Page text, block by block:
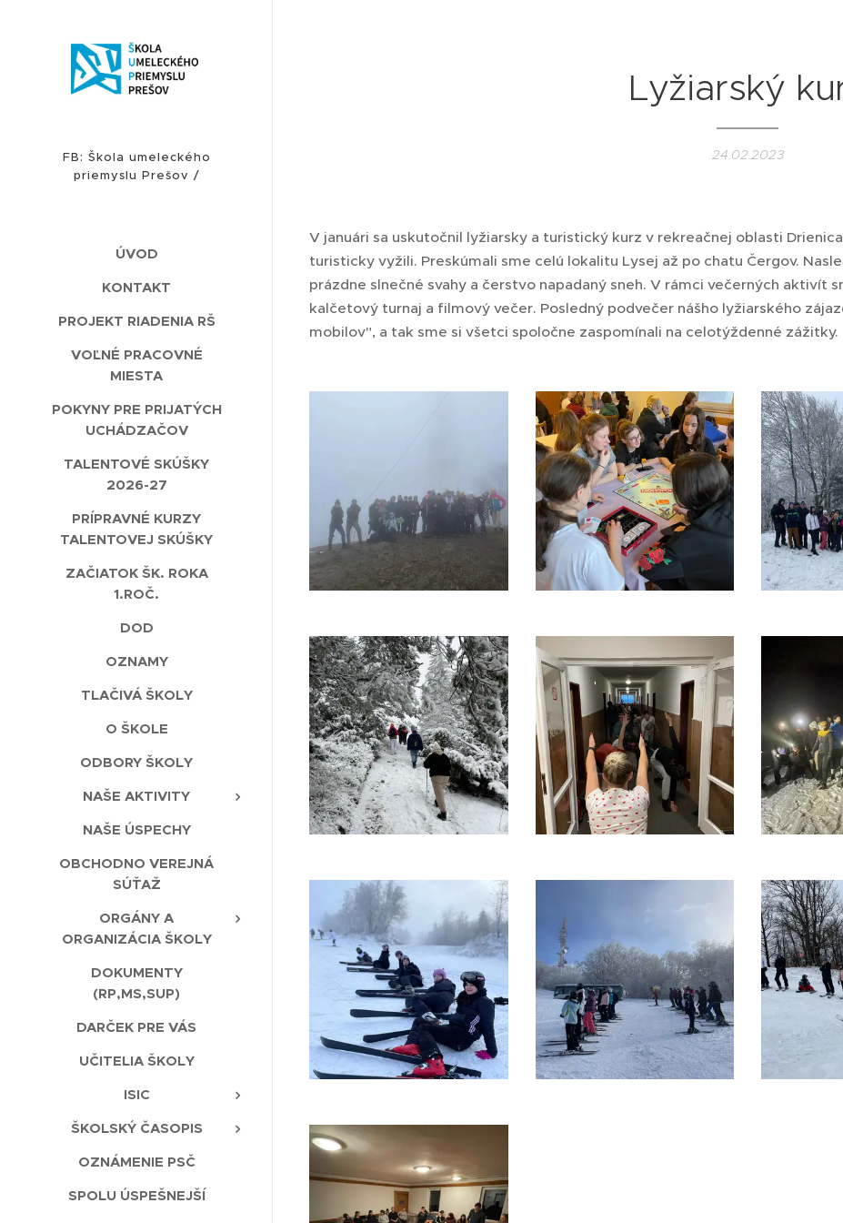
FB: Škola umeleckého
priemyslu Prešov /
ÚVOD
KONTAKT
PROJEKT RIADENIA RŠ
VOĽNÉ PRACOVNÉ
MIESTA
POKYNY PRE PRIJATÝCH
UCHÁDZAČOV
TALENTOVÉ SKÚŠKY
2026-27
PRÍPRAVNÉ KURZY
TALENTOVEJ SKÚŠKY
ZAČIATOK ŠK. ROKA
1.ROČ.
DOD
OZNAMY
TLAČIVÁ ŠKOLY
O ŠKOLE
ODBORY ŠKOLY
NAŠE AKTIVITY
NAŠE ÚSPECHY
OBCHODNO VEREJNÁ
SÚŤAŽ
ORGÁNY A
ORGANIZÁCIA ŠKOLY
DOKUMENTY
(RP,MS,SUP)
DARČEK PRE VÁS
UČITELIA ŠKOLY
ISIC
ŠKOLSKÝ ČASOPIS
OZNÁMENIE PSČ
SPOLU ÚSPEŠNEJŠÍ
Lyžiarský
24.02.2023
V januári sa uskutočnil lyžiarsky a turistický kurz v rekreačnej oblasti
turisticky vyžili. Preskúmali sme celú lokalitu Lysej až po chatu Čergov.
prázdne slnečné svahy a čerstvo napadaný sneh. V rámci večerných aktivít
kalčetový turnaj a filmový večer. Posledný podvečer nášho lyžiarského
mobilov", a tak sme si všetci spoločne zaspomínali na celotýždenné zážitky.